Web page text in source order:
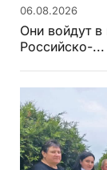
06.08.2026
Они войдут
Российско-...